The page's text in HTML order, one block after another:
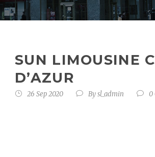
SUN LIMOUSINE
D’AZUR
26 Sep 2020 Bysl_admin 0